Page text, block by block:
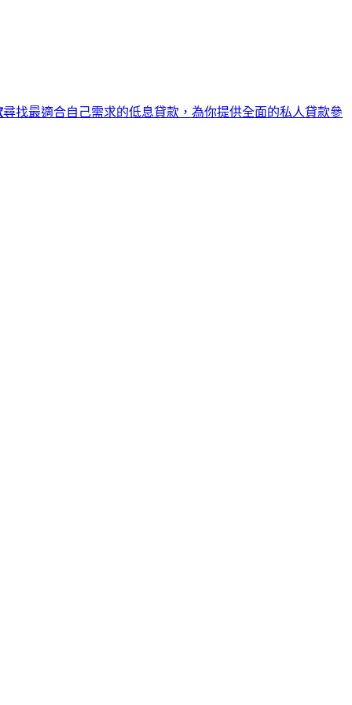
尋找最適合自己需求的低息貸款，為你提供全面的私人貸款參